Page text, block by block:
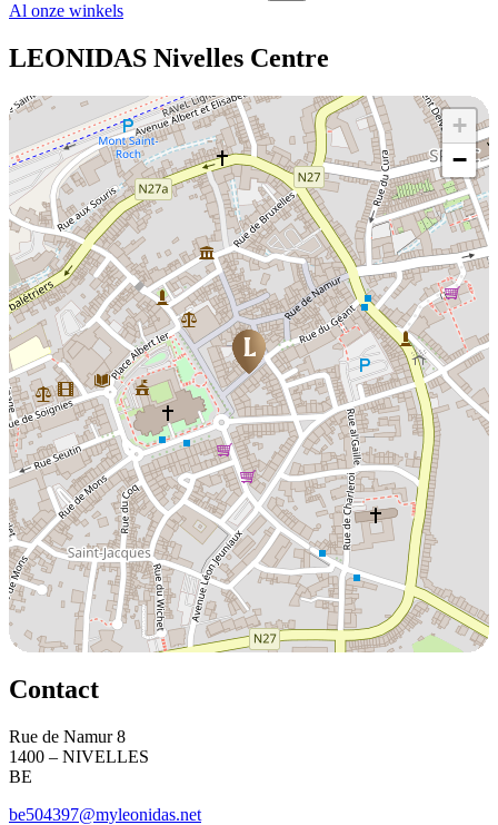
Al onze winkels
LEONIDAS Nivelles Centre
+
−
Contact
Rue de Namur 8
1400 – NIVELLES
BE
be504397@myleonidas.net